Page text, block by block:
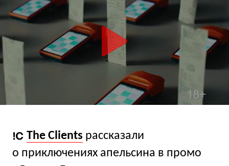
The Clients рассказали
о приключениях апельсина в промо